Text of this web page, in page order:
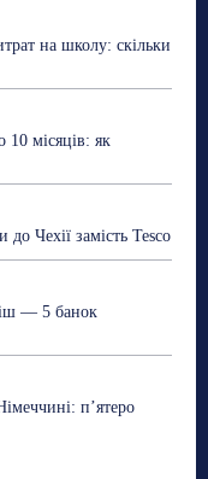
на школу: скільки
10 місяців: як
Чехії замість Tesco
— 5 банок
п’ятеро